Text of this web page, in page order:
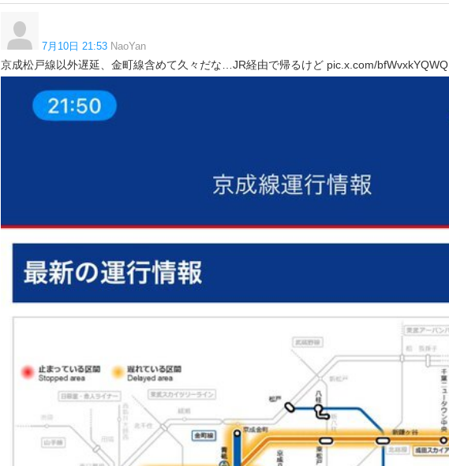
7月10日 21:53 NaoYan
京成松戸線以外遅延、金町線含めて久々だな…JR経由で帰るけど pic.x.com/bfWvxkYQWQ